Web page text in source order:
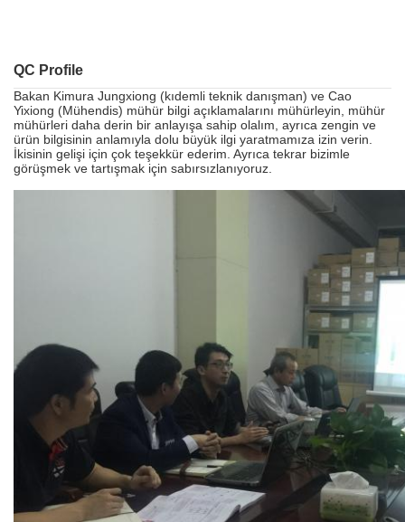
QC Profile
Bakan Kimura Jungxiong (kıdemli teknik danışman) ve Cao
Yixiong (Mühendis) mühür bilgi açıklamalarını mühürleyin, mühür
mühürleri daha derin bir anlayışa sahip olalım, ayrıca zengin ve
ürün bilgisinin anlamıyla dolu büyük ilgi yaratmamıza izin verin.
İkisinin gelişi için çok teşekkür ederim. Ayrıca tekrar bizimle
görüşmek ve tartışmak için sabırsızlanıyoruz.